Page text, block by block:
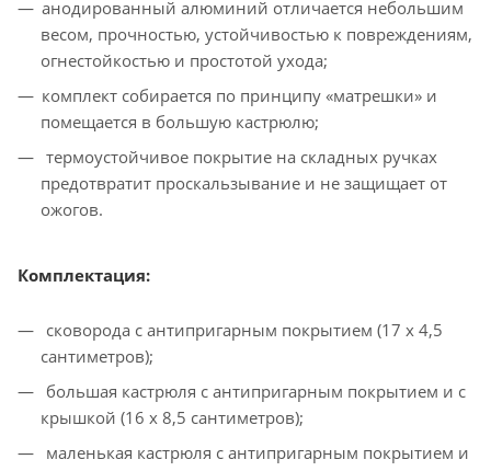
анодированный алюминий отличается небольшим
весом, прочностью, устойчивостью к повреждениям,
огнестойкостью и простотой ухода;
комплект собирается по принципу «матрешки» и
помещается в большую кастрюлю;
термоустойчивое покрытие на складных ручках
предотвратит проскальзывание и не защищает от
ожогов.
Комплектация:
сковорода с антипригарным покрытием (17 x 4,5
сантиметров);
большая кастрюля с антипригарным покрытием и с
крышкой (16 x 8,5 сантиметров);
маленькая кастрюля с антипригарным покрытием и